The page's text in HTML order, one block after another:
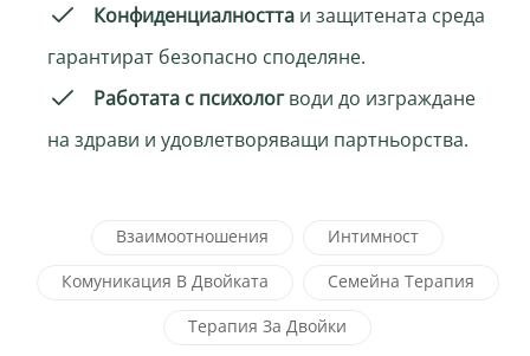
Конфиденциалността и защитената среда
гарантират безопасно споделяне.
Работата с психологводи до изграждане
на здрави и удовлетворяващи партньорства.
Взаимоотношения
Интимност
Комуникация В Двойката
Семейна Терапия
Терапия За Двойки